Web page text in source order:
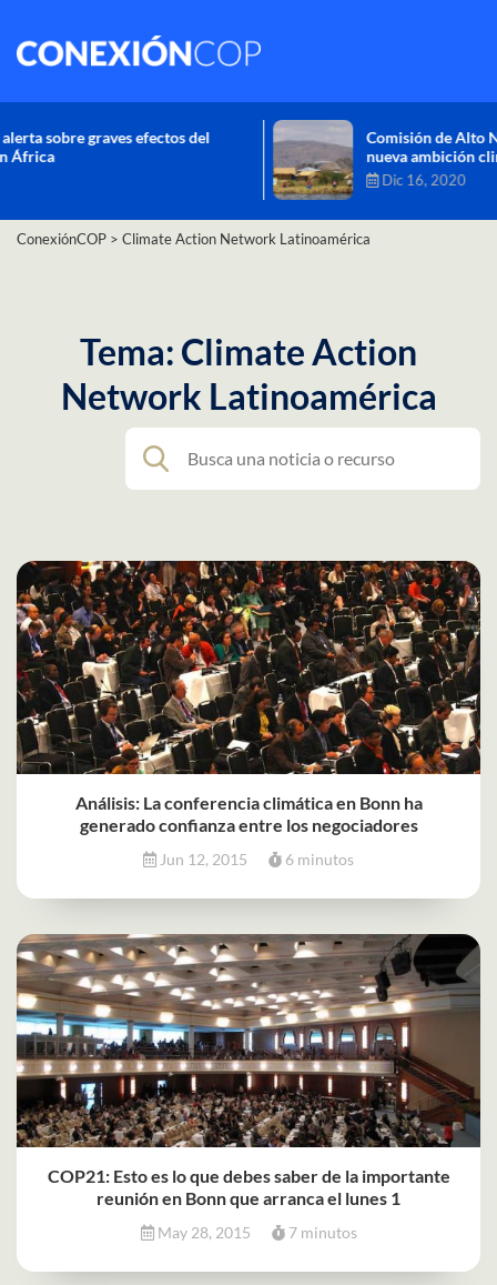
Comisión de Alto Nivel de Cambio Climático aprueba
nueva ambición climática del Perú
ConexiónCOP > Climate Action Network Latinoamérica
Tema: Climate Action
Network Latinoamérica
Análisis: La conferencia climática en Bonn ha
generado confianza entre los negociadores
Jun 12, 2015 6 minutos
COP21: Esto es lo que debes saber de la importante
reunión en Bonn que arranca el lunes 1
May 28, 2015 7 minutos